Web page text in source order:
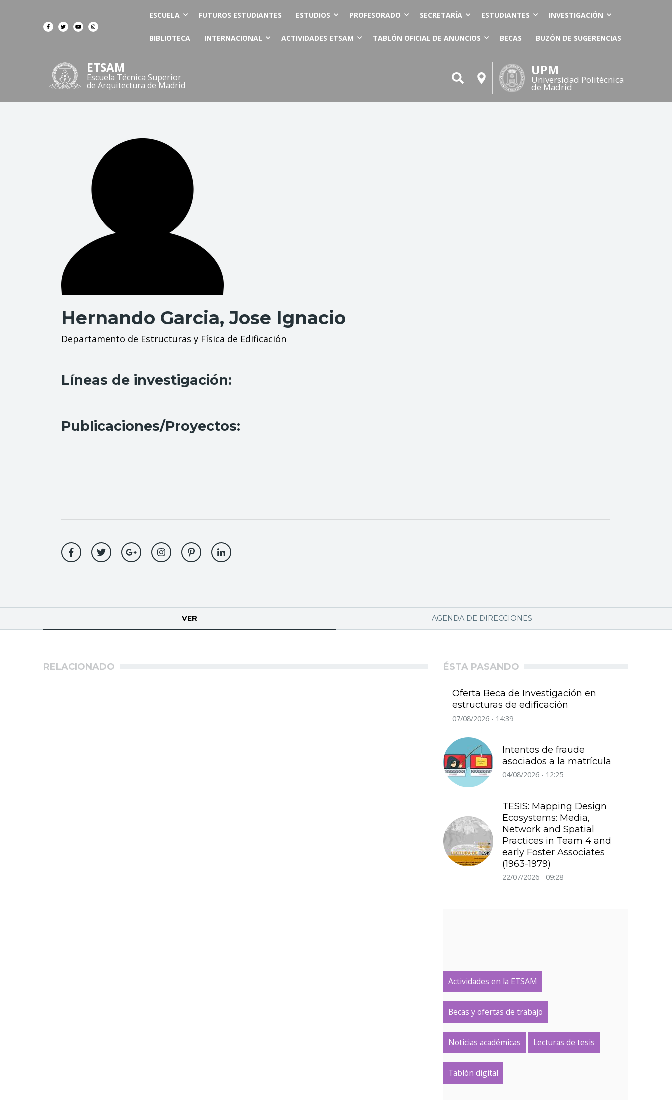
ESCUELA FUTUROS ESTUDIANTES ESTUDIOS PROFESORADO SECRETARÍA ESTUDIANTES INVESTIGACIÓN
BIBLIOTECA INTERNACIONAL ACTIVIDADES ETSAM TABLÓN OFICIAL DE ANUNCIOS BECAS BUZÓN DE SUGERENCIAS
ETSAM
Escuela Técnica Superior
de Arquitectura de Madrid
UPM
Universidad Politécnica
de Madrid
Hernando Garcia, Jose Ignacio
Departamento de Estructuras y Física de Edificación
Líneas de investigación:
Publicaciones/Proyectos:
principales
VER AGENDA DE DIRECCIONES
RELACIONADO ÉSTA PASANDO
Oferta Beca de Investigación en
estructuras de edificación
07/08/2026 - 14:39
Intentos de fraude
asociados a la matrícula
04/08/2026 - 12:25
TESIS: Mapping Design
Ecosystems: Media,
Network and Spatial
Practices in Team 4 and
early Foster Associates
(1963-1979)
22/07/2026 - 09:28
Actividades en la ETSAM
Becas y ofertas de trabajo
Noticias académicas Lecturas de tesis
Tablón digital